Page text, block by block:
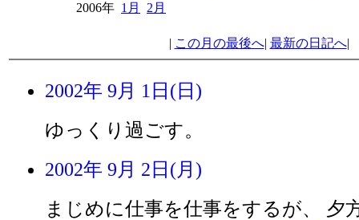
2006年 1月 2月
| この月の最後へ| 最新の日記へ|
2002年 9月 1日(日)
ゆっくり過ごす。
2002年 9月 2日(月)
まじめに仕事を仕事をするが、 夕